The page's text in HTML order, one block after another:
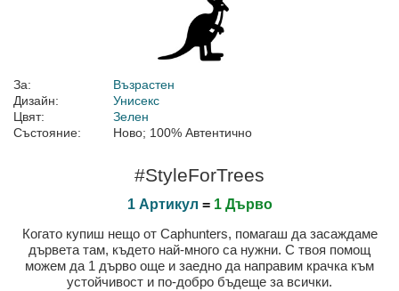
За:
Възрастен
Дизайн:
Унисекс
Цвят:
Зелен
Състояние:
Ново; 100% Автентично
#StyleForTrees
1 Артикул = 1 Дърво
Когато купиш нещо от Caphunters, помагаш да засаждаме
дървета там, където най-много са нужни. С твоя помощ
можем да 1 дърво още и заедно да направим крачка към
устойчивост и по-добро бъдеще за всички.